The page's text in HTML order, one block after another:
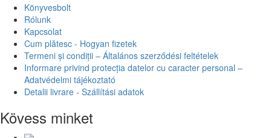
Könyvesbolt
Rólunk
Kapcsolat
Cum plătesc - Hogyan fizetek
Termeni și condiții – Általános szerződési feltételek
Informare privind protecția datelor cu caracter personal –
Adatvédelmi tájékoztató
Detalii livrare - Szállítási adatok
Kövess minket